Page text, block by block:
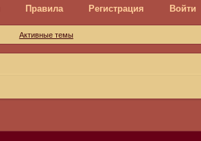
Правила Регистрация Войти
Активные темы